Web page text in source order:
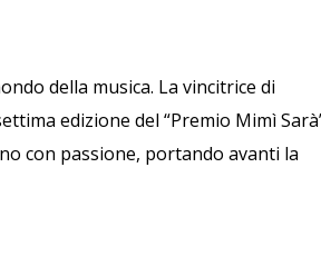
della musica. La vincitrice di
edizione del “Premio Mimì
con passione, portando avanti la